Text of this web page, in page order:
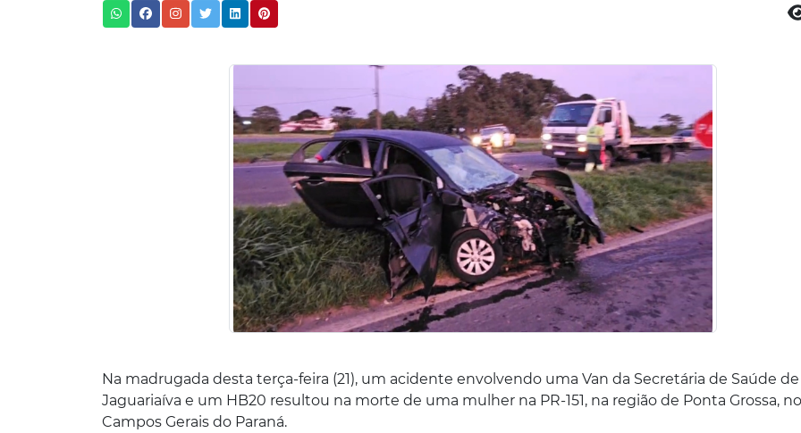
Na madrugada desta terça-feira (21), um acidente envolvendo uma Van da Secretária de Saúde de
Jaguariaíva e um HB20 resultou na morte de uma mulher na PR-151, na região de Ponta Grossa,
Campos Gerais do Paraná.